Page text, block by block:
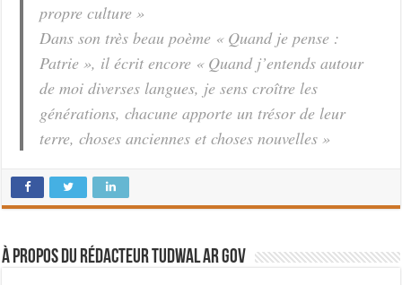
propre culture »
Dans son très beau poème « Quand je pense :
Patrie », il écrit encore « Quand j’entends autour
de moi diverses langues, je sens croître les
générations, chacune apporte un trésor de leur
terre, choses anciennes et choses nouvelles »
À propos du rédacteur Tudwal Ar Gov